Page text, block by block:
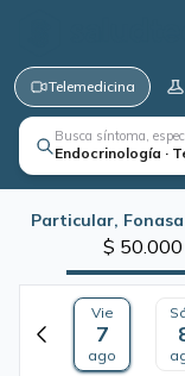
Telemedicina
Busca síntoma,
Endocrinología ·
Particular,
$ 50.000
Vie
7
ago